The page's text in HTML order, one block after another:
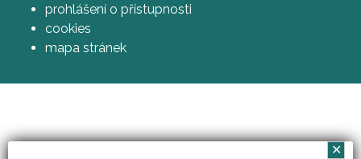
prohlášení o přístupnosti
cookies
mapa stránek
✕